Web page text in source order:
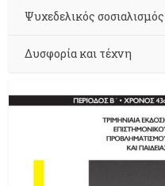
Ψυχεδελικός σοσιαλισμός
Δυσφορία και τέχνη